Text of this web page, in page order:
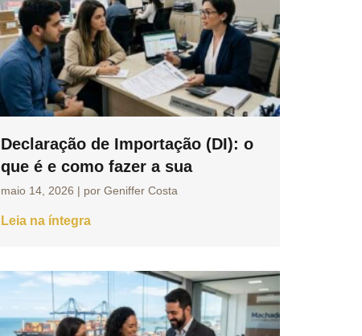
Declaração de Importação (DI): o
que é e como fazer a sua
maio 14, 2026 | por Geniffer Costa
Leia na íntegra